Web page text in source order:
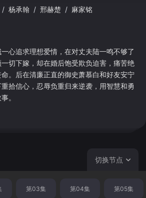
/ 杨承翰 / 邢赫楚 / 麻家铭
心追求理想爱情，在对丈夫陆一鸣不够了
切下嫁，却在婚后饱受欺负迫害，痛苦绝
。后在清廉正直的御史萧慕白和好友安宁
拾信心，忍辱负重归来逆袭，用智慧和勇
。
切换节点
第03集 第04集 第05集